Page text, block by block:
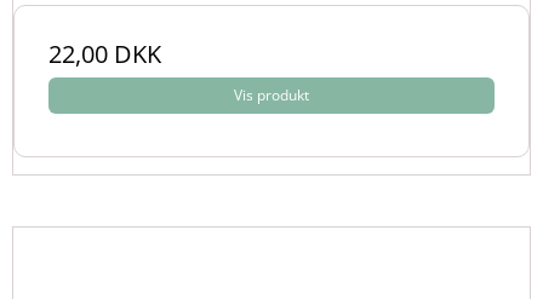
22,00 DKK
Vis produkt